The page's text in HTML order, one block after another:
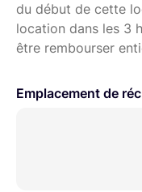
Filtre UV
Étui de
du début de cette
location dans les 3
être rembourser
Emplacement de